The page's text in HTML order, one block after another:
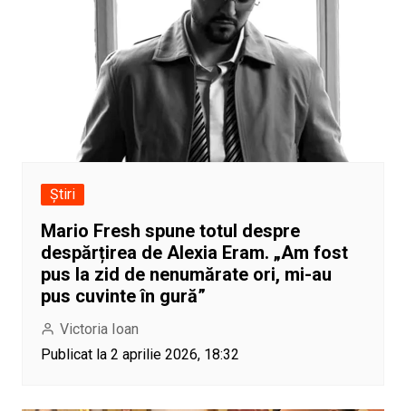
Știri
Mario Fresh spune totul despre
despărțirea de Alexia Eram. „Am fost
pus la zid de nenumărate ori, mi-au
pus cuvinte în gură”
Victoria Ioan
Publicat la 2 aprilie 2026, 18:32